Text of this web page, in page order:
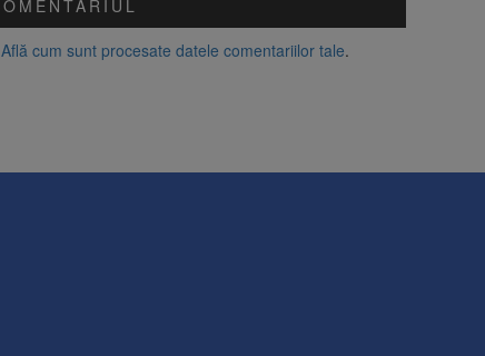
Află cum sunt procesate datele comentariilor tale.